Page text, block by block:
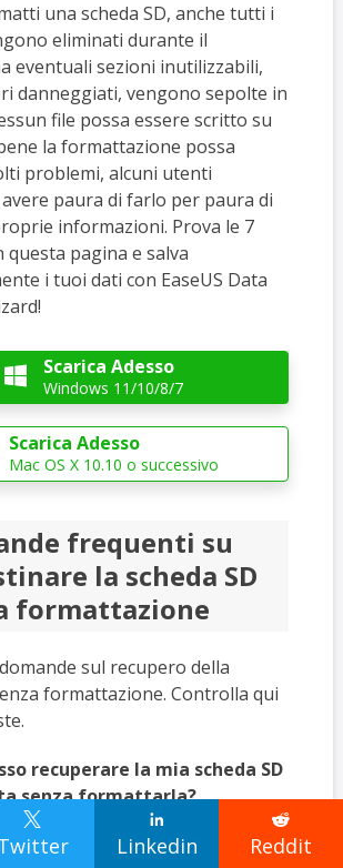
 
Linkedin

Reddit
una scheda SD, anche tutti i
eliminati durante il
eventuali sezioni inutilizzabili,
danneggiati, vengono sepolte in
file possa essere scritto su
la formattazione possa
problemi, alcuni utenti
paura di farlo per paura di
informazioni. Prova le 7
pagina e salva
i tuoi dati con EaseUS Data
 Scarica Adesso
Windows 11/10/8/7
Scarica Adesso
Mac OS X 10.10 o successivo
frequenti su
la scheda SD
formattazione
sul recupero della
formattazione. Controlla qui
recuperare la mia scheda SD
senza formattarla?
danneggiata può essere